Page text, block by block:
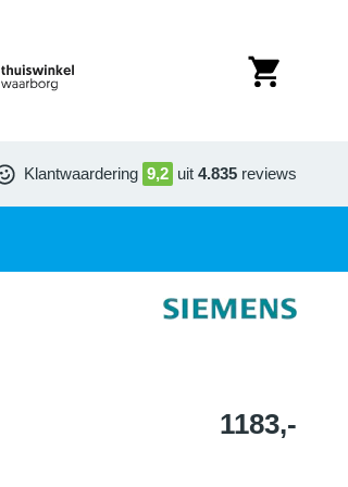
Klantwaardering 9,2 uit 4.835 reviews
1183,-